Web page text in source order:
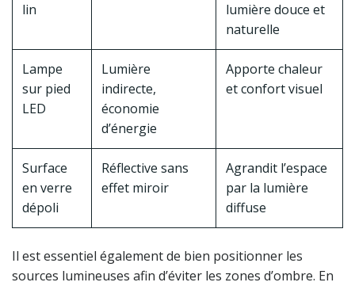
lin
lumière douce et
naturelle
Lampe
sur pied
LED
Lumière
indirecte,
économie
d’énergie
Apporte chaleur
et confort visuel
Surface
en verre
dépoli
Réflective sans
effet miroir
Agrandit l’espace
par la lumière
diffuse
Il est essentiel également de bien positionner les
sources lumineuses afin d’éviter les zones d’ombre. En